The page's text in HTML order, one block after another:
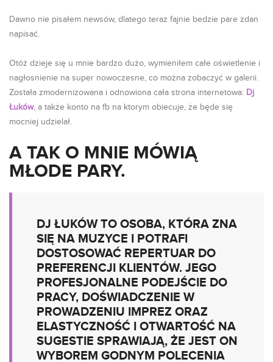
Dawno nie pisałem newsów, dlatego teraz fajnie bedzie pare zdan
napisać.
Otóż dzieje się u mnie bardzo dużo, wymieniłem całe oświetlenie i
nagłosnienie na super nowoczesne, co można zobaczyć w galerii.
Została zmodernizowana i odnowiona cała strona internetowa: Dj
Łuków, a także konto na fb na ktorym obiecuje, że będe się
mocniej udzielał.
A TAK O MNIE MÓWIĄ
MŁODE PARY.
DJ ŁUKÓW TO OSOBA, KTÓRA ZNA
SIĘ NA MUZYCE I POTRAFI
DOSTOSOWAĆ REPERTUAR DO
PREFERENCJI KLIENTÓW. JEGO
PROFESJONALNE PODEJŚCIE DO
PRACY, DOŚWIADCZENIE W
PROWADZENIU IMPREZ ORAZ
ELASTYCZNOŚĆ I OTWARTOŚĆ NA
SUGESTIE SPRAWIAJĄ, ŻE JEST ON
WYBOREM GODNYM POLECENIA